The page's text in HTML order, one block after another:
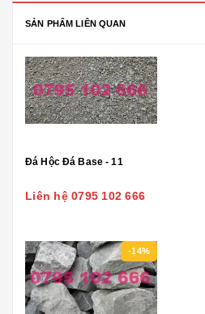
SẢN PHẨM LIÊN QUAN
Đá Hộc Đá Base - 11
Liên hệ 0795 102 666
-14%